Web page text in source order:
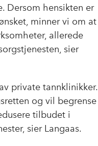
Dersom hensikten er
minner vi om at
allerede
sier
private tannklinikker.
og vil begrense
tilbudet i
sier Langaas.